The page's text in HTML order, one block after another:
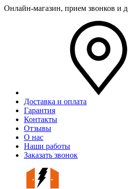
Онлайн-магазин, прием звонков и
Доставка и оплата
Гарантия
Контакты
Отзывы
О нас
Наши работы
Заказать звонок